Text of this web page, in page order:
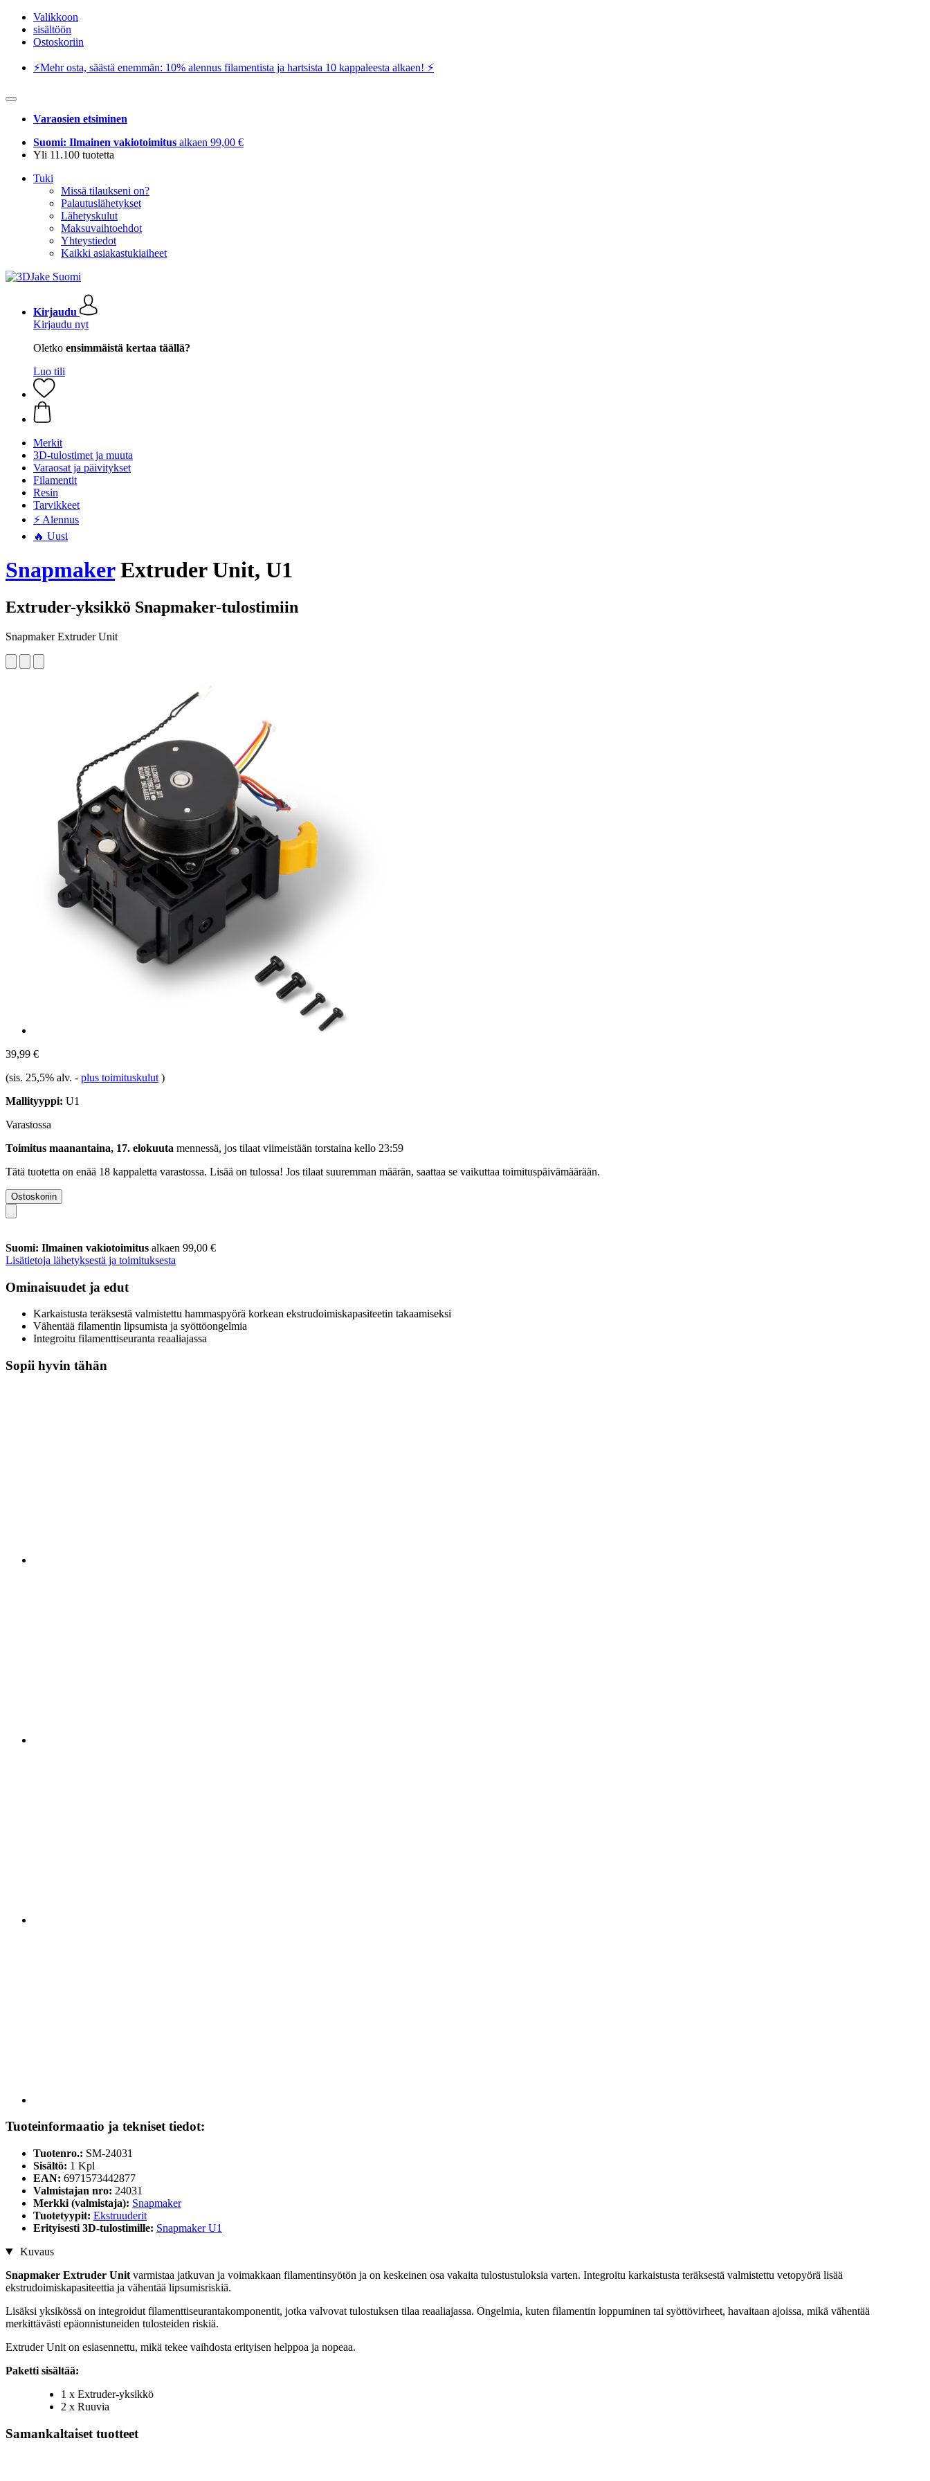
Valikkoon
sisältöön
Ostoskoriin
⚡️Mehr osta, säästä enemmän: 10% alennus filamentista ja hartsista 10 kappaleesta alkaen! ⚡️
Varaosien etsiminen
Suomi: Ilmainen vakiotoimitus alkaen 99,00 €
Yli 11.100 tuotetta
Tuki
Missä tilaukseni on?
Palautuslähetykset
Lähetyskulut
Maksuvaihtoehdot
Yhteystiedot
Kaikki asiakastukiaiheet
Kirjaudu
Kirjaudu nyt
Oletko ensimmäistä kertaa täällä?
Luo tili
Merkit
3D-tulostimet ja muuta
Varaosat ja päivitykset
Filamentit
Resin
Tarvikkeet
⚡ Alennus
🔥 Uusi
SnapmakerExtruder Unit, U1
Extruder-yksikkö Snapmaker-tulostimiin
Snapmaker Extruder Unit
39,99 €
(sis. 25,5% alv. - plus toimituskulut )
Mallityyppi: U1
Varastossa
Toimitus maanantaina, 17. elokuuta mennessä, jos tilaat viimeistään torstaina kello 23:59
Tätä tuotetta on enää 18 kappaletta varastossa. Lisää on tulossa! Jos tilaat suuremman määrän, saattaa se vaikuttaa toimituspäivämäärään.
Ostoskoriin
Suomi: Ilmainen vakiotoimitus alkaen 99,00 €
Lisätietoja lähetyksestä ja toimituksesta
Ominaisuudet ja edut
Karkaistusta teräksestä valmistettu hammaspyörä korkean ekstrudoimiskapasiteetin takaamiseksi
Vähentää filamentin lipsumista ja syöttöongelmia
Integroitu filamenttiseuranta reaaliajassa
Sopii hyvin tähän
Tuoteinformaatio ja tekniset tiedot:
Tuotenro.: SM-24031
Sisältö: 1 Kpl
EAN: 6971573442877
Valmistajan nro: 24031
Merkki (valmistaja): Snapmaker
Tuotetyypit: Ekstruuderit
Erityisesti 3D-tulostimille: Snapmaker U1
Kuvaus
Snapmaker Extruder Unit varmistaa jatkuvan ja voimakkaan filamentinsyötön ja on keskeinen osa vakaita tulostustuloksia varten. Integroitu karkaistusta teräksestä valmistettu vetopyörä lisää
ekstrudoimiskapasiteettia ja vähentää lipsumisriskiä.
Lisäksi yksikössä on integroidut filamenttiseurantakomponentit, jotka valvovat tulostuksen tilaa reaaliajassa. Ongelmia, kuten filamentin loppuminen tai syöttövirheet, havaitaan ajoissa, mikä vähentää
merkittävästi epäonnistuneiden tulosteiden riskiä.
Extruder Unit on esiasennettu, mikä tekee vaihdosta erityisen helppoa ja nopeaa.
Paketti sisältää:
1 x Extruder-yksikkö
2 x Ruuvia
Samankaltaiset tuotteet